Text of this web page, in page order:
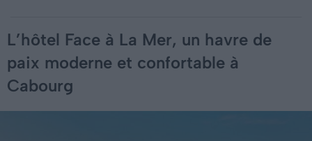
L’hôtel Face à La Mer, un havre de
paix moderne et confortable à
Cabourg